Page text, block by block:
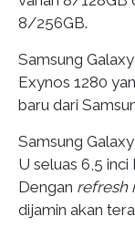
8/256GB.
Samsung
Exynos 1280
baru dari
Samsung
U seluas 6,5
Dengan refresh
dijamin akan